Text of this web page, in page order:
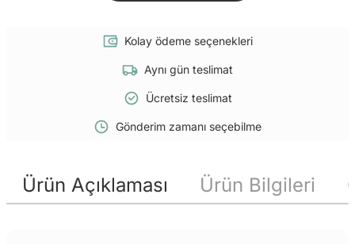
Kolay ödeme seçenekleri
Aynı gün teslimat
Ücretsiz teslimat
Gönderim zamanı seçebilme
Ürün Açıklaması Ürün Bilgileri